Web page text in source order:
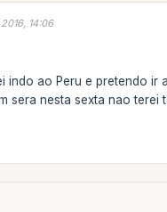
14:06
indo ao Peru e pretendo
sera nesta sexta nao terei